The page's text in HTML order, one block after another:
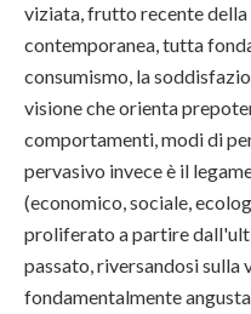
viziata, frutto recente
contemporanea, tutta
consumismo, la
visione che orienta
comportamenti, modi di
pervasivo invece è il
(economico, sociale,
proliferato a partire
passato, riversandosi sulla
fondamentalmente